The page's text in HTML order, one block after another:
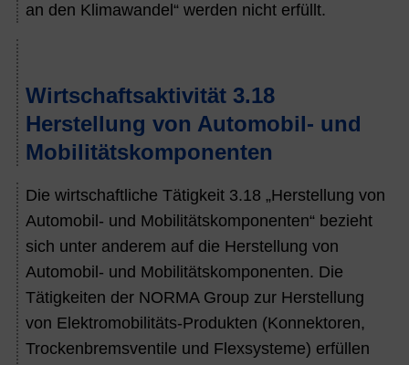
an den Klimawandel“ werden nicht erfüllt.
Wirtschaftsaktivität 3.18
Herstellung von Automobil- und
Mobilitätskomponenten
Die wirtschaftliche Tätigkeit 3.18 „Herstellung von
Automobil- und Mobilitätskomponenten“ bezieht
sich unter anderem auf die Herstellung von
Automobil- und Mobilitätskomponenten. Die
Tätigkeiten der NORMA Group zur Herstellung
von Elektromobilitäts-Produkten (Konnektoren,
Trockenbremsventile und Flexsysteme) erfüllen